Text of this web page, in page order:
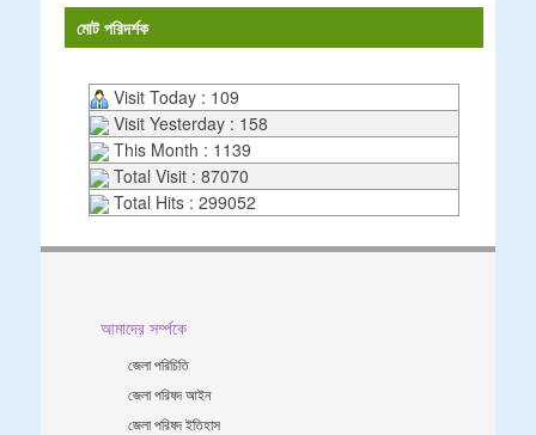
মোট পরিদর্শক
Visit Today : 109
Visit Yesterday : 158
This Month : 1139
Total Visit : 87070
Total Hits : 299052
আমাদের সর্ম্পকে
জেলা পরিচিতি
জেলা পরিষদ আইন
জেলা পরিষদ ইতিহাস